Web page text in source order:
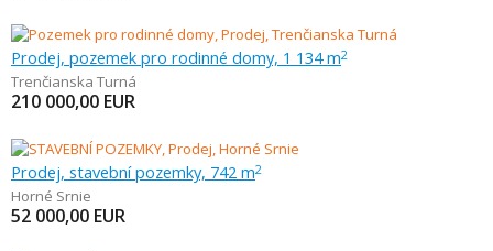
Prodej, pozemek pro rodinné domy, 1 134 m2
Trenčianska Turná
210 000,00 EUR
Prodej, stavební pozemky, 742 m2
Horné Srnie
52 000,00 EUR